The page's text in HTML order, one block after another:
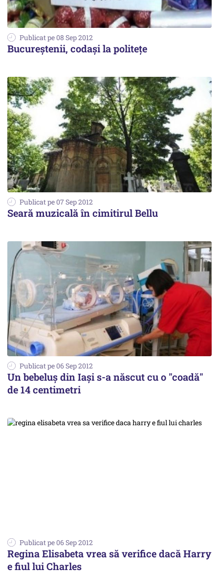
Publicat pe 08 Sep 2012
Bucureștenii, codași la politețe
Publicat pe 07 Sep 2012
Seară muzicală în cimitirul Bellu
Publicat pe 06 Sep 2012
Un bebeluş din Iaşi s-a născut cu o "coadă"
de 14 centimetri
Publicat pe 06 Sep 2012
Regina Elisabeta vrea să verifice dacă Harry
e fiul lui Charles